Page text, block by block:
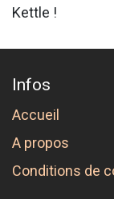
Kettle !
Infos
Accueil
A propos
Conditions de